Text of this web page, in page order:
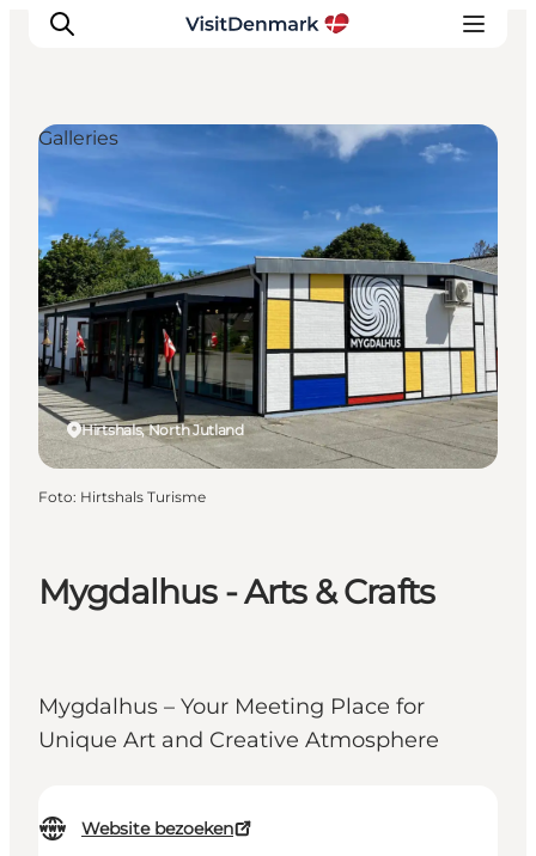
Inspiratie
Bestemmingen
Wat te doen
Accommodaties
Plan je reis
Mygdalhus - Arts & Crafts
Mygdalhus – Your Meeting Place for
Unique Art and Creative Atmosphere
Website bezoeken
Hirtshals, North Jutland
Galleries
Foto: Hirtshals Turisme